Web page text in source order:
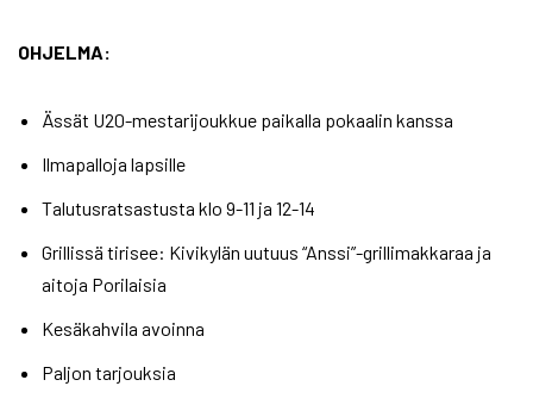
OHJELMA:
Ässät U20-mestarijoukkue paikalla pokaalin kanssa
Ilmapalloja lapsille
Talutusratsastusta klo 9-11 ja 12-14
Grillissä tirisee: Kivikylän uutuus “Anssi”-grillimakkaraa ja
aitoja Porilaisia
Kesäkahvila avoinna
Paljon tarjouksia